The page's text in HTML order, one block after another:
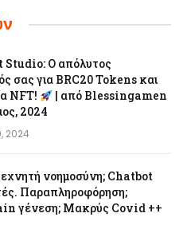
Ο απόλυτος
σας για BRC20 Tokens και
NFT!
| από Blessingamen
2024
2024
νοημοσύνη; Chatbot
Παραπληροφόρηση;
γένεση; Μακρύς Covid ++